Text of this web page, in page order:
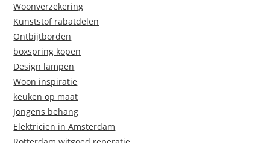
Woonverzekering
Kunststof rabatdelen
Ontbijtborden
boxspring kopen
Design lampen
Woon inspiratie
keuken op maat
Jongens behang
Elektricien in Amsterdam